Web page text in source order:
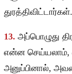
துரத்திவிட்டார்கள்.
13. அப்பொழுது
என்ன செய்யலாம்,
அனுப்பினால்,